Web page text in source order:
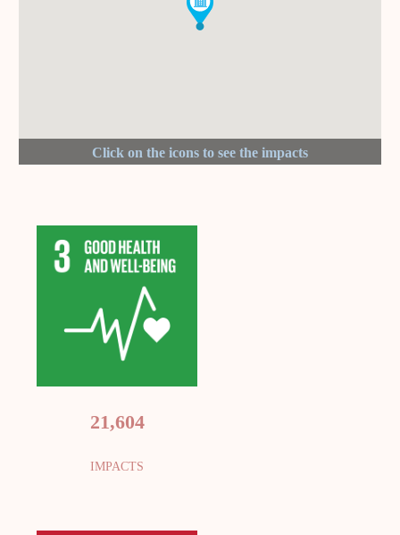
21,604
IMPACTS